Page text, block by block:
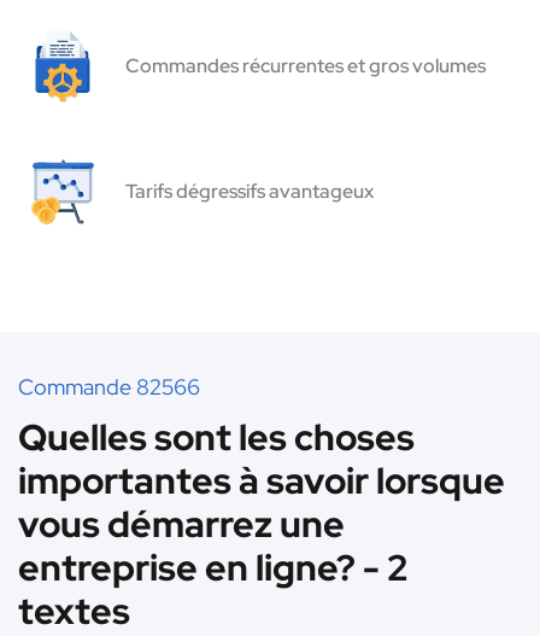
Commandes récurrentes et gros volumes
Tarifs dégressifs avantageux
Commande 82566
Quelles sont les choses
importantes à savoir lorsque
vous démarrez une
entreprise en ligne? - 2
textes